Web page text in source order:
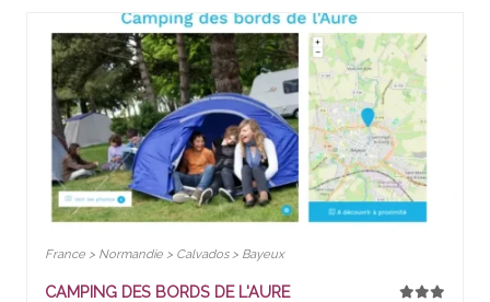
France > Normandie > Calvados > Bayeux
CAMPING DES BORDS DE L'AURE